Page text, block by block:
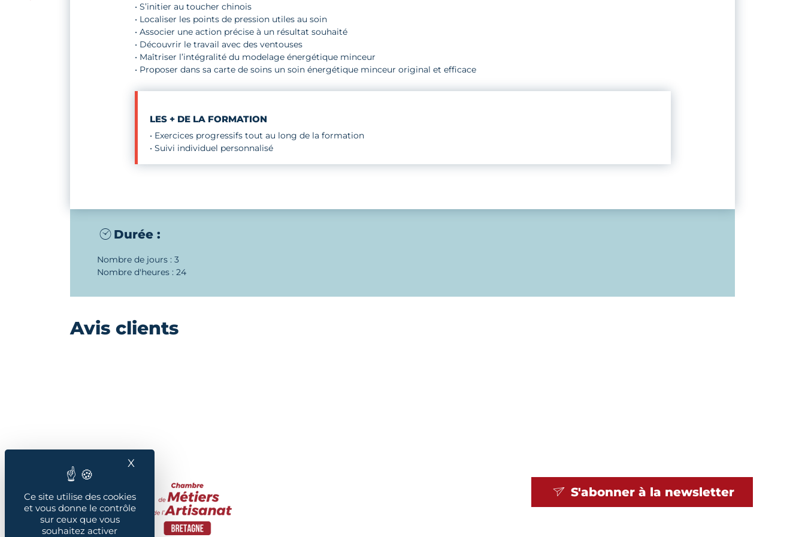
Ce site utilise des cookies
et vous donne le contrôle
sur ceux que vous
souhaitez activer
X
• S’initier au toucher chinois
• Localiser les points de pression utiles au soin
• Associer une action précise à un résultat souhaité
• Découvrir le travail avec des ventouses
• Maîtriser l’intégralité du modelage énergétique minceur
• Proposer dans sa carte de soins un soin énergétique minceur original et efficace
LES + DE LA FORMATION
• Exercices progressifs tout au long de la formation
• Suivi individuel personnalisé
Durée :
Nombre de jours : 3
Nombre d'heures : 24
Avis clients
S'abonner à la newsletter